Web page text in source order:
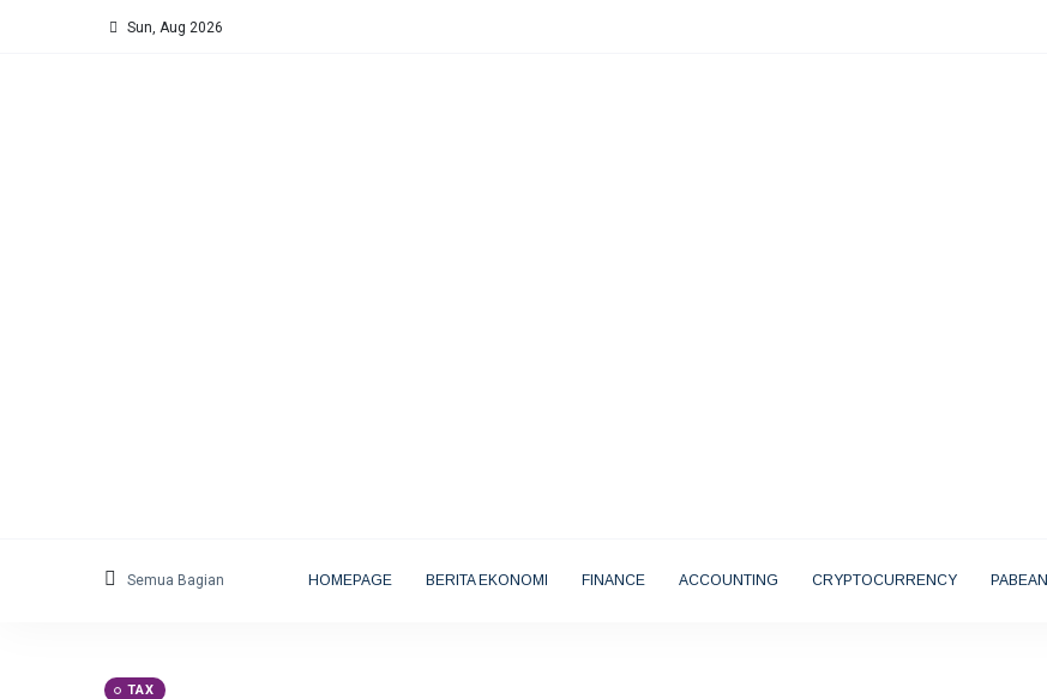
Sun, Aug 2026
Semua Bagian HOMEPAGE BERITA EKONOMI FINANCE ACCOUNTING CRYPTOCURRENCY PABEAN
TAX